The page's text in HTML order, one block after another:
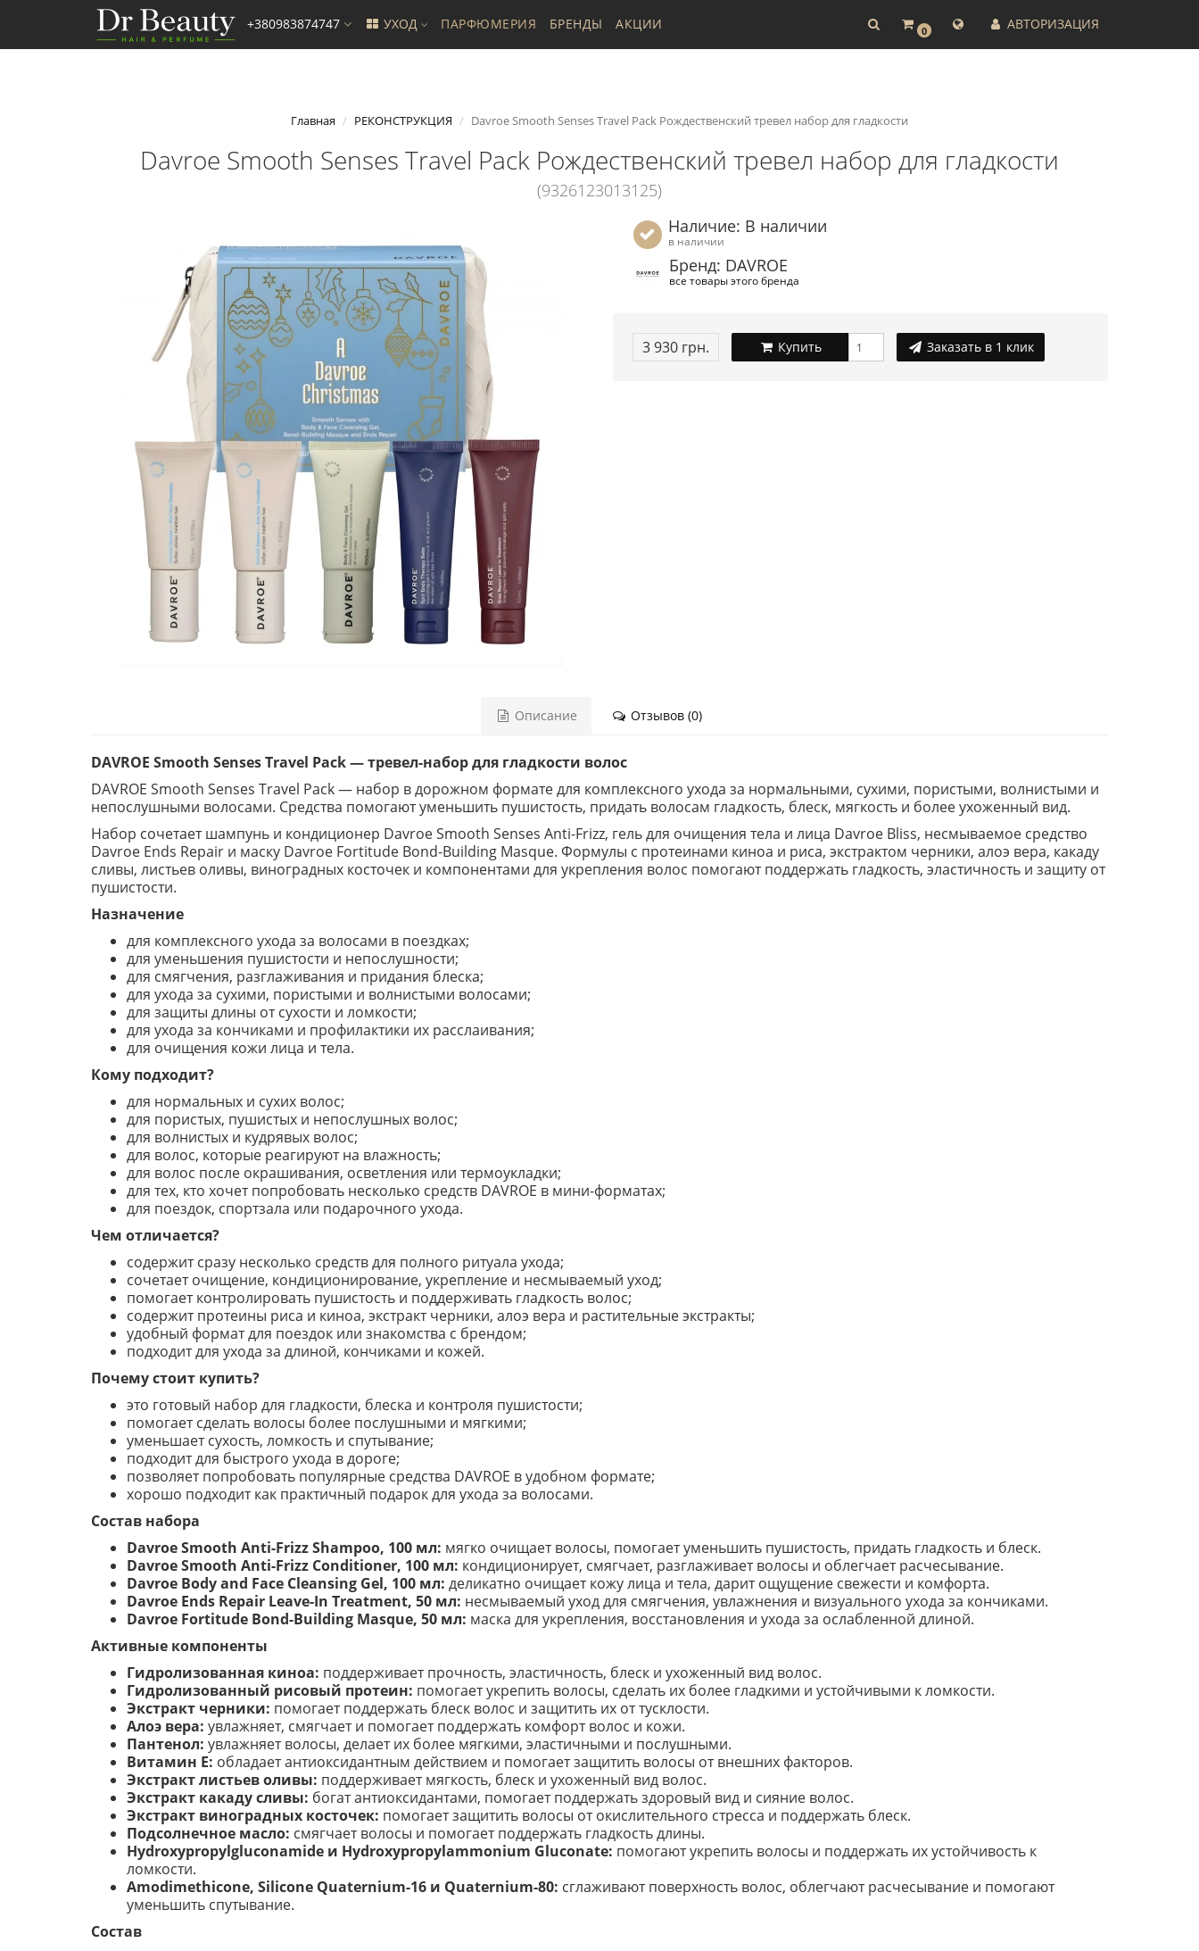
0 АВТОРИЗАЦИЯ
+380983874747 УХОД ПАРФЮМЕРИЯ БРЕНДЫ АКЦИИ
Главная РЕКОНСТРУКЦИЯ Davroe Smooth Senses Travel Pack Рождественский тревел набор для гладкости
Davroe Smooth Senses Travel Pack Рождественский тревел набор для гладкости
(9326123013125)
Наличие: В наличии
в наличии
Бренд: DAVROE
все товары этого бренда
3 930 грн. Купить Заказать в 1 клик
Описание Отзывов (0)
DAVROE Smooth Senses Travel Pack — тревел-набор для гладкости волос
DAVROE Smooth Senses Travel Pack — набор в дорожном формате для комплексного ухода за нормальными, сухими, пористыми, волнистыми и
непослушными волосами. Средства помогают уменьшить пушистость, придать волосам гладкость, блеск, мягкость и более ухоженный вид.
Набор сочетает шампунь и кондиционер Davroe Smooth Senses Anti-Frizz, гель для очищения тела и лица Davroe Bliss, несмываемое средство
Davroe Ends Repair и маску Davroe Fortitude Bond-Building Masque. Формулы с протеинами киноа и риса, экстрактом черники, алоэ вера, какаду
сливы, листьев оливы, виноградных косточек и компонентами для укрепления волос помогают поддержать гладкость, эластичность и защиту от
пушистости.
Назначение
для комплексного ухода за волосами в поездках;
для уменьшения пушистости и непослушности;
для смягчения, разглаживания и придания блеска;
для ухода за сухими, пористыми и волнистыми волосами;
для защиты длины от сухости и ломкости;
для ухода за кончиками и профилактики их расслаивания;
для очищения кожи лица и тела.
Кому подходит?
для нормальных и сухих волос;
для пористых, пушистых и непослушных волос;
для волнистых и кудрявых волос;
для волос, которые реагируют на влажность;
для волос после окрашивания, осветления или термоукладки;
для тех, кто хочет попробовать несколько средств DAVROE в мини-форматах;
для поездок, спортзала или подарочного ухода.
Чем отличается?
содержит сразу несколько средств для полного ритуала ухода;
сочетает очищение, кондиционирование, укрепление и несмываемый уход;
помогает контролировать пушистость и поддерживать гладкость волос;
содержит протеины риса и киноа, экстракт черники, алоэ вера и растительные экстракты;
удобный формат для поездок или знакомства с брендом;
подходит для ухода за длиной, кончиками и кожей.
Почему стоит купить?
это готовый набор для гладкости, блеска и контроля пушистости;
помогает сделать волосы более послушными и мягкими;
уменьшает сухость, ломкость и спутывание;
подходит для быстрого ухода в дороге;
позволяет попробовать популярные средства DAVROE в удобном формате;
хорошо подходит как практичный подарок для ухода за волосами.
Состав набора
Davroe Smooth Anti-Frizz Shampoo, 100 мл: мягко очищает волосы, помогает уменьшить пушистость, придать гладкость и блеск.
Davroe Smooth Anti-Frizz Conditioner, 100 мл: кондиционирует, смягчает, разглаживает волосы и облегчает расчесывание.
Davroe Body and Face Cleansing Gel, 100 мл: деликатно очищает кожу лица и тела, дарит ощущение свежести и комфорта.
Davroe Ends Repair Leave-In Treatment, 50 мл: несмываемый уход для смягчения, увлажнения и визуального ухода за кончиками.
Davroe Fortitude Bond-Building Masque, 50 мл: маска для укрепления, восстановления и ухода за ослабленной длиной.
Активные компоненты
Гидролизованная киноа: поддерживает прочность, эластичность, блеск и ухоженный вид волос.
Гидролизованный рисовый протеин: помогает укрепить волосы, сделать их более гладкими и устойчивыми к ломкости.
Экстракт черники: помогает поддержать блеск волос и защитить их от тусклости.
Алоэ вера: увлажняет, смягчает и помогает поддержать комфорт волос и кожи.
Пантенол: увлажняет волосы, делает их более мягкими, эластичными и послушными.
Витамин E: обладает антиоксидантным действием и помогает защитить волосы от внешних факторов.
Экстракт листьев оливы: поддерживает мягкость, блеск и ухоженный вид волос.
Экстракт какаду сливы: богат антиоксидантами, помогает поддержать здоровый вид и сияние волос.
Экстракт виноградных косточек: помогает защитить волосы от окислительного стресса и поддержать блеск.
Подсолнечное масло: смягчает волосы и помогает поддержать гладкость длины.
Hydroxypropylgluconamide и Hydroxypropylammonium Gluconate: помогают укрепить волосы и поддержать их устойчивость к
ломкости.
Amodimethicone, Silicone Quaternium-16 и Quaternium-80: сглаживают поверхность волос, облегчают расчесывание и помогают
уменьшить спутывание.
Состав